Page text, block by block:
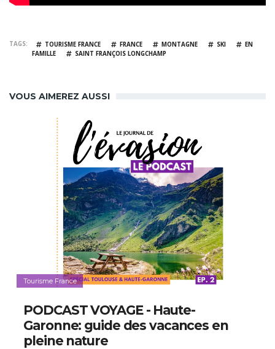
TAGS TOURISME FRANCE FRANCE MONTAGNE SKI
EN
FAMILLE
SAINT FRANÇOIS LONGCHAMP
VOUS AIMEREZ AUSSI
Tourisme France
PODCAST VOYAGE - Haute-
Garonne: guide des vacances en
pleine nature